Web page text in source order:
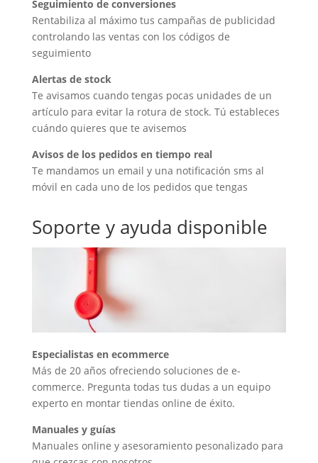
Seguimiento de conversiones
Rentabiliza al máximo tus campañas de publicidad
controlando las ventas con los códigos de
seguimiento
Alertas de stock
Te avisamos cuando tengas pocas unidades de un
artículo para evitar la rotura de stock. Tú estableces
cuándo quieres que te avisemos
Avisos de los pedidos en tiempo real
Te mandamos un email y una notificación sms al
móvil en cada uno de los pedidos que tengas
Soporte y ayuda disponible
Especialistas en ecommerce
Más de 20 años ofreciendo soluciones de e-
commerce. Pregunta todas tus dudas a un equipo
experto en montar tiendas online de éxito.
Manuales y guías
Manuales online y asesoramiento pesonalizado para